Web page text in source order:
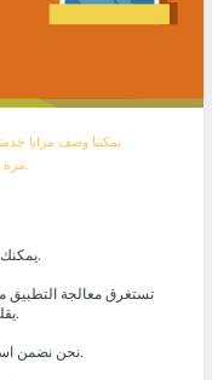
يمكننا وصف مزايا
مرة واحدة لتقييم جودتها بنفسك.
يمكنك إجراء عمليات التبادل على أي جهاز وفي أي مكان.
يقلل من احتمال حدوث أخطاء أو عواقب سلبية أخرى.
نحن نضمن استلام الأموال ، وفقًا لقواعد الصرف الخاصة بخدمتنا.